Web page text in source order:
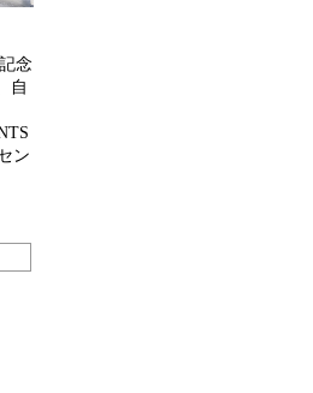
念
自
ン